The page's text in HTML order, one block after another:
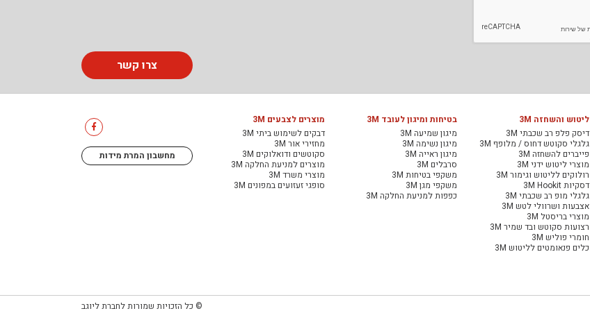
צרו קשר
ליטוש והשחזה 3M
דיסק פלפ רב שכבתי 3M
גלגלי סקוטש דחוס / מלופף 3M
פייברים להשחזה 3M
מוצרי ליטוש ידני 3M
רולוקים לליטוש וגימור 3M
דסקיות 3M Hookit
גלגלי מופ רב שכבתי 3M
אצבעות ושרוולי לטש 3M
מוצרי בריסטל 3M
רצועות סקוטש ובד שמיר 3M
חומרי פוליש 3M
כלים פנאומטים לליטוש 3M
בטיחות ומיגון לעובד 3M
מיגון שמיעה 3M
מיגון נשימה 3M
מיגון ראייה 3M
סרבלים 3M
משקפי בטיחות 3M
משקפי מגן 3M
כפפות למניעת החלקה 3M
מוצרים לצבעים 3M
דבקים לשימוש ביתי 3M
מחזירי אור 3M
סקוטשים ודואלוקים 3M
מוצרים למניעת החלקה 3M
מוצרי משרד 3M
סופגי זעזועים במפונים 3M
מחשבון המרת מידות
© כל הזכויות שמורות לחברת ליוגב